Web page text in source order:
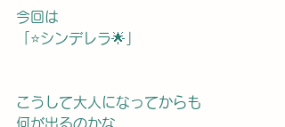
今回は
「⭐️シンデレラ🌟」
こうして大人になってからも
何が出るのかな